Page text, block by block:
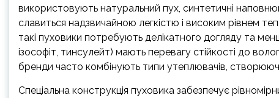
використовують натуральний пух, синтетичні
славиться надзвичайною легкістю і високим рівнем
такі пуховики потребують делікатного догляду та
ізософіт, тинсулейт) мають перевагу стійкості до
бренди часто комбінують типи утеплювачів,
Спеціальна конструкція пуховика забезпечує